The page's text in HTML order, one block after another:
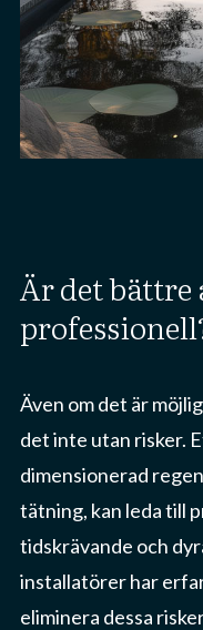
är det bättre att anlita en
Även om det är
det inte utan risker.
dimensionerad
tätning, kan leda till
tidskrävande och
installatörer har
eliminera dessa